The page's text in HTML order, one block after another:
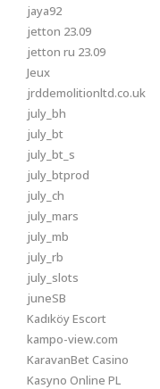
jaya92
jetton 23.09
jetton ru 23.09
Jeux
jrddemolitionltd.co.uk
july_bh
july_bt
july_bt_s
july_btprod
july_ch
july_mars
july_mb
july_rb
july_slots
juneSB
Kadıköy Escort
kampo-view.com
KaravanBet Casino
Kasyno Online PL